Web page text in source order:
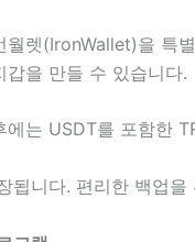
월렛(IronWallet)을 특
을 만들 수 있습니다.
는 USDT를 포함한
됩니다. 편리한 백업